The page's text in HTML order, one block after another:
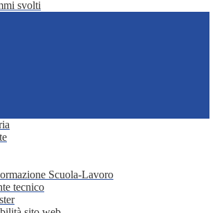
svolti
Scuola-Lavoro
tecnico